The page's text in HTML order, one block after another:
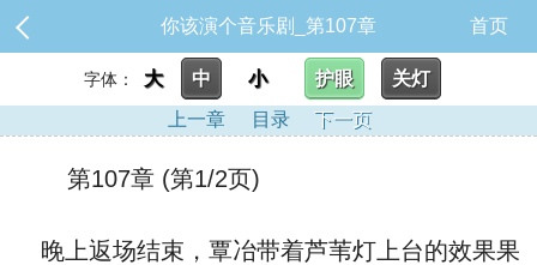
你该演个音乐剧_第107章 首页
字体： 大 中 小 护眼
关灯
上一章
目录 下一页
第107章 (第1/2页)
晚上返场结束，覃冶带着芦苇灯上台的效果果